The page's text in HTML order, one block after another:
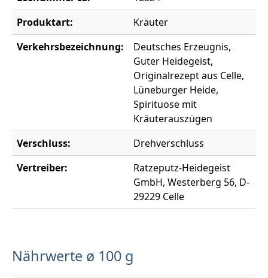
Produktart:
Kräuter
Verkehrsbezeichnung:
Deutsches Erzeugnis,
Guter Heidegeist,
Originalrezept aus Celle,
Lüneburger Heide,
Spirituose mit
Kräuterauszügen
Verschluss:
Drehverschluss
Vertreiber:
Ratzeputz-Heidegeist
GmbH, Westerberg 56, D-
29229 Celle
Nährwerte ø 100 g